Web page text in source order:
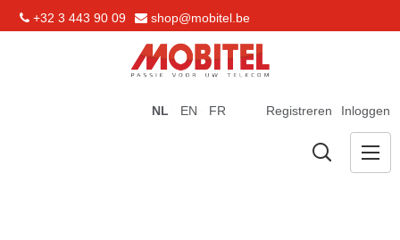
+32 3 443 90 09 shop@mobitel.be
Registreren Inloggen
NL EN FR